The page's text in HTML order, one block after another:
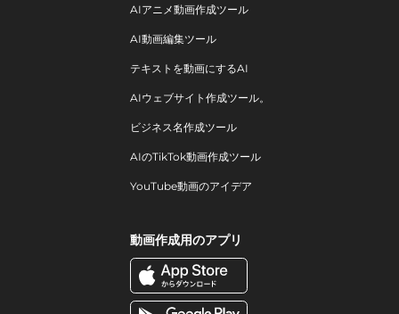
AIアニメ動画作成ツール
AI動画編集ツール
テキストを動画にするAI
AIウェブサイト作成ツール。
ビジネス名作成ツール
AIのTikTok動画作成ツール
YouTube動画のアイデア
動画作成用のアプリ